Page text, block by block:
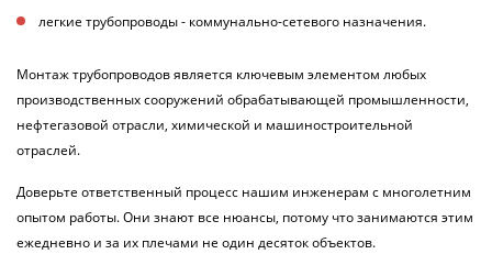
легкие трубопроводы - коммунально-сетевого назначения.
Монтаж трубопроводов является ключевым элементом любых
производственных сооружений обрабатывающей промышленности,
нефтегазовой отрасли, химической и машиностроительной
отраслей.
Доверьте ответственный процесс нашим инженерам с многолетним
опытом работы. Они знают все нюансы, потому что занимаются этим
ежедневно и за их плечами не один десяток объектов.